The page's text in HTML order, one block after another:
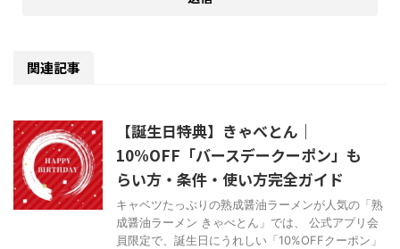
関連記事
【誕生日特典】きゃべとん｜
10%OFF「バースデークーポン」も
らい方・条件・使い方完全ガイド
キャベツたっぷりの熟成醤油ラーメンが人気の「熟
成醤油ラーメン きゃべとん」では、 公式アプリ会
員限定で、誕生日にうれしい「10%OFFクーポン」